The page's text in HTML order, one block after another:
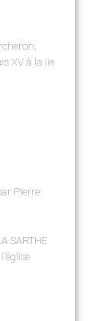
XV à la IIe
Pierre
SARTHE